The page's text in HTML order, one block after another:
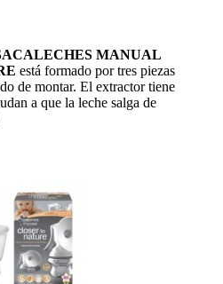
MANUAL
está formado por tres piezas
de montar. El extractor tiene
a que la leche salga de